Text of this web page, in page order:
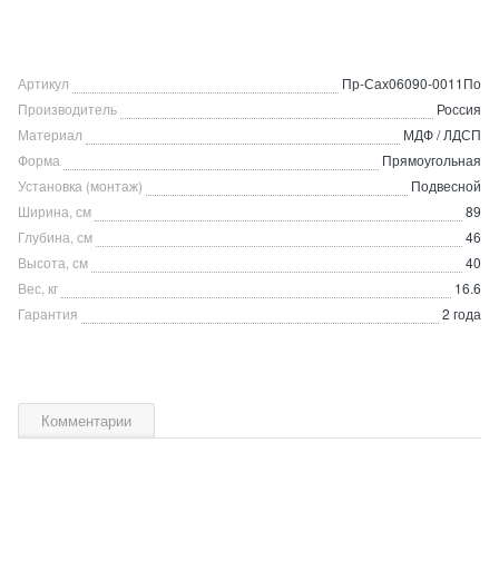
Артикул
Пр-Сах06090-0011По
Производитель
Россия
Материал
МДФ / ЛДСП
Форма
Прямоугольная
Установка (монтаж)
Подвесной
Ширина, см
89
Глубина, см
46
Высота, см
40
Вес, кг
16.6
Гарантия
2 года
Комментарии